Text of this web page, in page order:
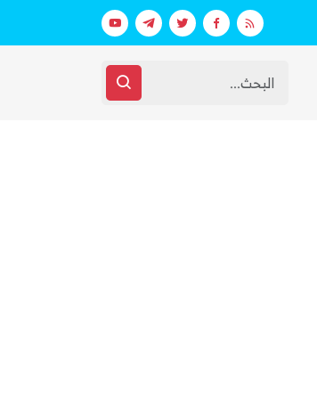
بينما يجوع اليمنيون.. شبكات حوثية